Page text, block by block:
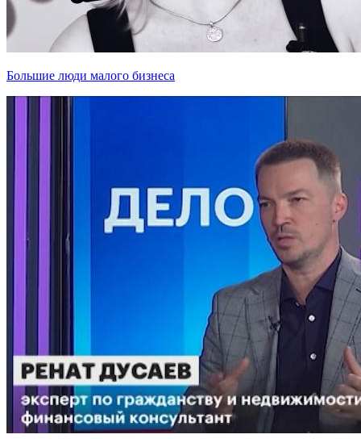
Большие люди малого бизнеса